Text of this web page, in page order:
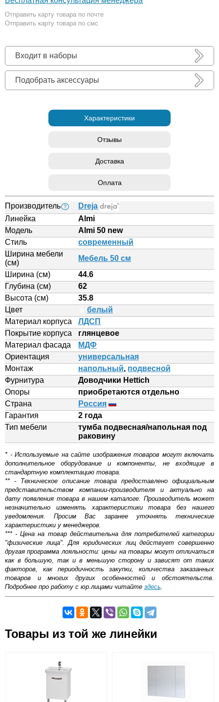
Отправить карту товара по почте
Отправить карту товара по смс
Входит в наборы
Подобрать аксессуары
Характеристики
Отзывы
Доставка
Оплата
Производитель ?
Dreja
Линейка
Almi
Модель
Almi 50 new
Стиль
современный
Ширина мебели
(см)
Мебель 50 см
Ширина (см)
44.6
Глубина (см)
62
Высота (см)
35.8
Цвет
белый
Материал корпуса
ЛДСП
Покрытие корпуса
глянцевое
Материал фасада
МДФ
Ориентация
универсальная
Монтаж
напольный, подвесной
Фурнитура
Доводчики Hettich
Опоры
приобретаются отдельно
Страна
Россия
Гарантия
2 года
Тип мебели
тумба подвесная/напольная под
раковину
* - Используемые на сайте изображения товаров могут включать
дополнительное оборудование и компоненты, не входящие в
стандартную комплектацию товара.
** - Техническое описание товара предоставлено официальным
представительством компании-производителя и актуально на
дату появления товара в нашем каталоге. Производитель может
незначительно изменять характеристики товара без нашего
уведомления. Просим Вас заранее уточнять технические
характеристики у менеджеров.
*** - Цена на товар действительна для потребителей категории
"физические лица". Для юридических лиц действует совершенно
другая программа лояльности: цены на товары могут отличаться
как в большую, так и в меньшую сторону и зависят от таких
факторов, как периодичность закупки, количества заказанных
товаров и многих других особенностей и обстоятельств.
Подробнее про работу с юр.лицами читайте здесь.
Доставка сантехники по Москве и Московской области
Наличный расчёт
Банковской картой на сайте в режиме реального
Банковской картой при получении товара как при
Товары из той же линейки